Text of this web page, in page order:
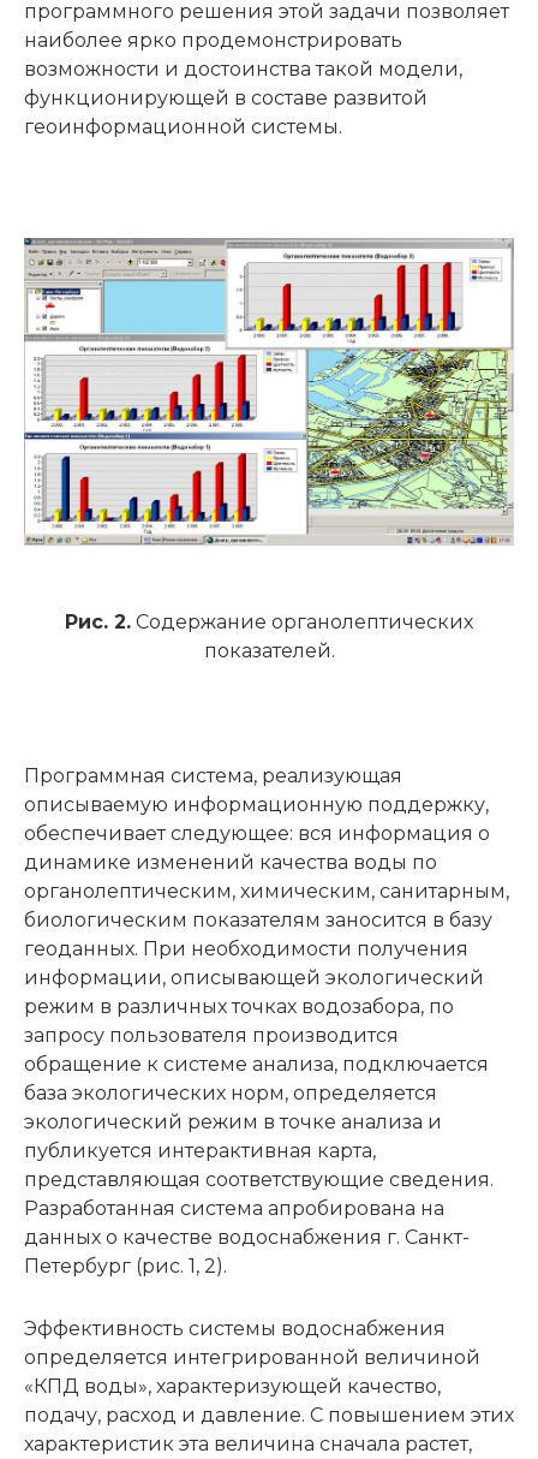
программного решения этой задачи позволяет
наиболее ярко продемонстрировать
возможности и достоинства такой модели,
функционирующей в составе развитой
геоинформационной системы.
Рис. 2. Содержание органолептических
показателей.
Программная система, реализующая
описываемую информационную поддержку,
обеспечивает следующее: вся информация о
динамике изменений качества воды по
органолептическим, химическим, санитарным,
биологическим показателям заносится в базу
геоданных. При необходимости получения
информации, описывающей экологический
режим в различных точках водозабора, по
запросу пользователя производится
обращение к системе анализа, подключается
база экологических норм, определяется
экологический режим в точке анализа и
публикуется интерактивная карта,
представляющая соответствующие сведения.
Разработанная система апробирована на
данных о качестве водоснабжения г. Санкт-
Петербург (рис. 1, 2).
Эффективность системы водоснабжения
определяется интегрированной величиной
«КПД воды», характеризующей качество,
подачу, расход и давление. С повышением этих
характеристик эта величина сначала растет,